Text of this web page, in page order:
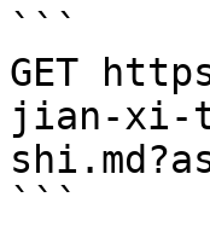
```
GET
jian-xi-
```